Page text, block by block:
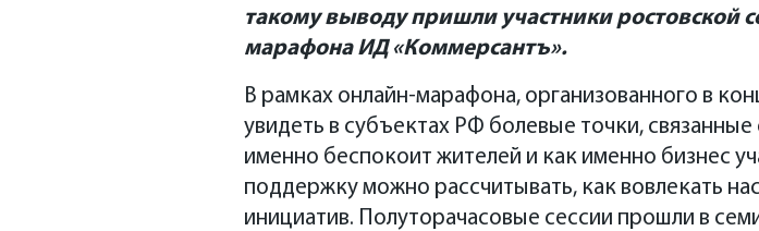
такому выводу пришли участники ростовской
марафона ИД «Коммерсантъ».
В рамках онлайн-марафона, организованного в
увидеть в субъектах РФ болевые точки,
именно беспокоит жителей и как именно бизнес
поддержку можно рассчитывать, как вовлекать
инициатив. Полуторачасовые сессии прошли в